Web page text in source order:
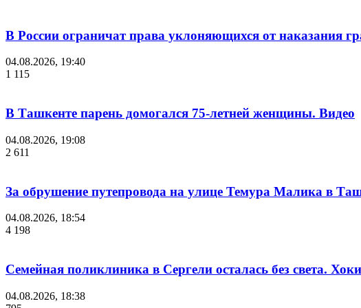
В России ограничат права уклоняющихся от наказания
04.08.2026, 19:40
1 115
В Ташкенте парень домогался 75-летней женщины. Видео
04.08.2026, 19:08
2 611
За обрушение путепровода на улице Темура Малика в
04.08.2026, 18:54
4 198
Семейная поликлиника в Сергели осталась без света.
04.08.2026, 18:38